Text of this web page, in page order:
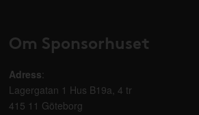
Om Sponsorhuset
Adress:
Lagergatan 1 Hus B19a, 4 tr
415 11 Göteborg